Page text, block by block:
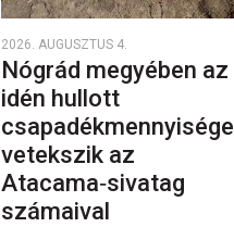
2026. AUGUSZTUS 4.
Nógrád megyében az
idén hullott
csapadékmennyisége
vetekszik az
Atacama‑sivatag
számaival